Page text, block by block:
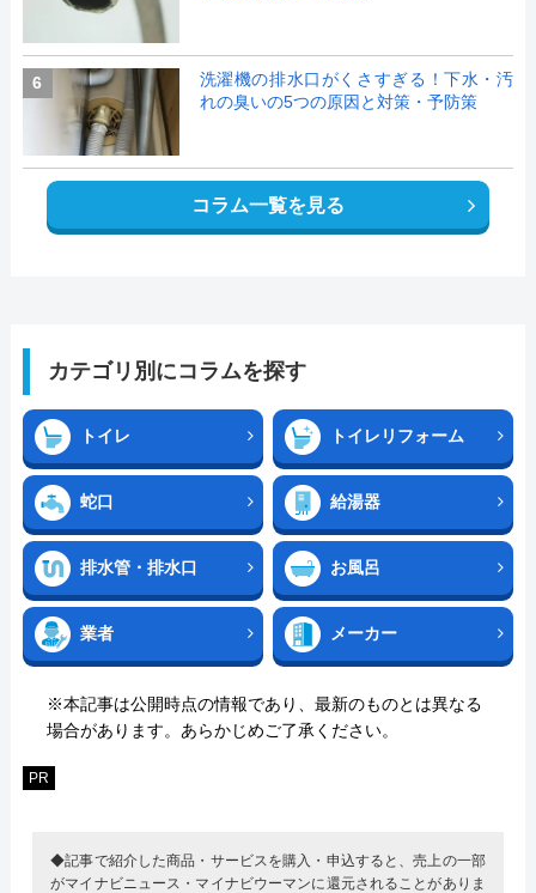
6
洗濯機の排水口がくさすぎる！下水・汚
れの臭いの5つの原因と対策・予防策
コラム一覧を見る
カテゴリ別にコラムを探す
トイレ トイレリフォーム
蛇口 給湯器
排水管・排水口 お風呂
業者 メーカー
※本記事は公開時点の情報であり、最新のものとは異なる
場合があります。あらかじめご了承ください。
PR
◆記事で紹介した商品・サービスを購入・申込すると、売上の一部
がマイナビニュース・マイナビウーマンに還元されることがありま